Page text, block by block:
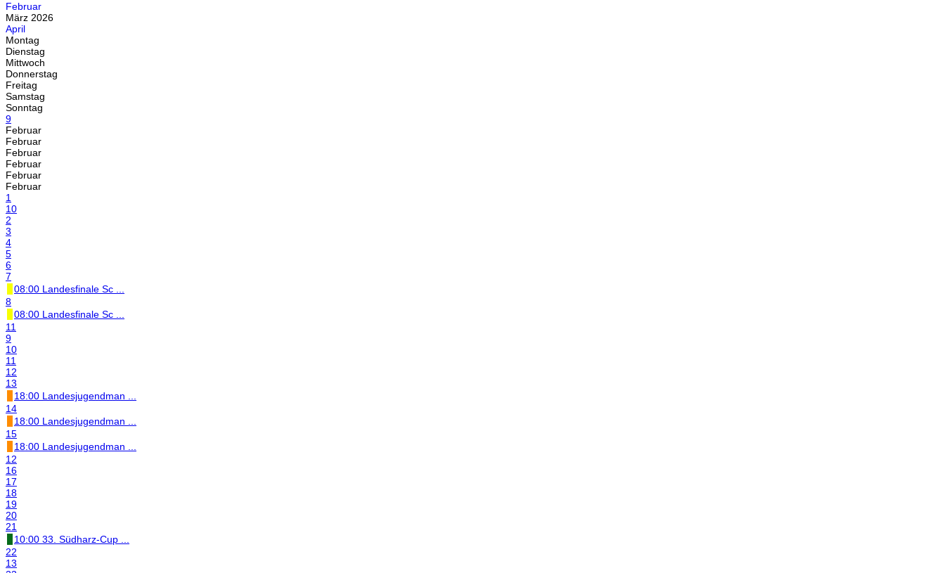
Februar
März 2026
April
Montag
Dienstag
Mittwoch
Donnerstag
Freitag
Samstag
Sonntag
9
Februar
Februar
Februar
Februar
Februar
Februar
1
10
2
3
4
5
6
7
08:00 Landesfinale Sc ...
8
08:00 Landesfinale Sc ...
11
9
10
11
12
13
18:00 Landesjugendman ...
14
18:00 Landesjugendman ...
15
18:00 Landesjugendman ...
12
16
17
18
19
20
21
10:00 33. Südharz-Cup ...
22
13